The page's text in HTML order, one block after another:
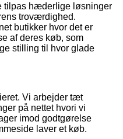
tilpas hæderlige løsninger
troværdighed.
butikker hvor det er
af deres køb, som
stilling til hvor glade
Vi arbejder tæt
på nettet hvori vi
imod godtgørelse
laver et køb.